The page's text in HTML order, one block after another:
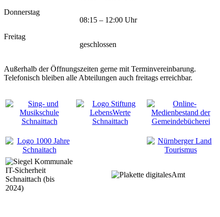
Donnerstag
08:15 – 12:00 Uhr
Freitag
geschlossen
Außerhalb der Öffnungszeiten gerne mit Terminvereinbarung.
Telefonisch bleiben alle Abteilungen auch freitags erreichbar.